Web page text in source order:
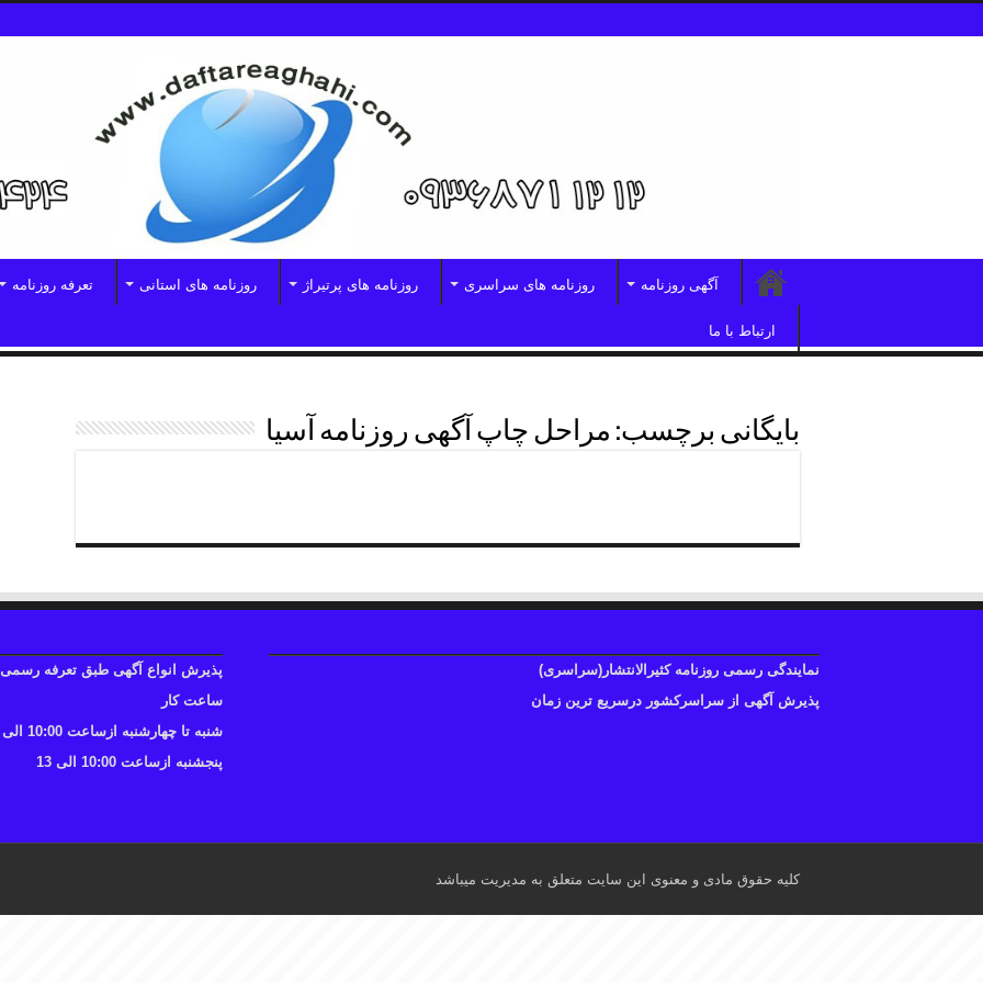
آگهی روزنامه روزنامه های سراسری روزنامه های پرتیراژ روزنامه های استانی تعرفه روزنامه
ارتباط با ما
بایگانی برچسب: مراحل چاپ آگهی روزنامه آسیا
نمایندگی رسمی روزنامه کثیرالانتشار(سراسری)
پذیرش آگهی از سراسرکشور درسریع ترین زمان
پذیرش انواع آگهی طبق تعرفه رسمی
ساعت کار
شنبه تا چهارشنبه ازساعت 10:00 الی 17
پنجشنبه ازساعت 10:00 الی 13
کلیه حقوق مادی و معنوی این سایت متعلق به مدیریت میباشد